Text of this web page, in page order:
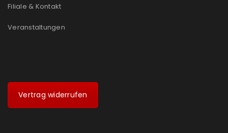
Filiale & Kontakt
Veranstaltungen
Vertrag widerrufen